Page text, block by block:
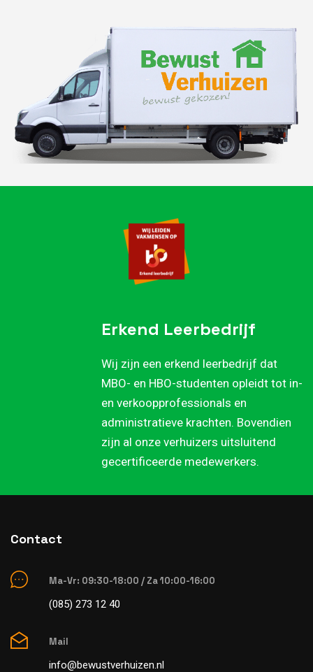
Erkend Leerbedrijf
Wij zijn een erkend leerbedrijf dat
MBO- en HBO-studenten opleidt tot in-
en verkoopprofessionals en
administratieve krachten. Bovendien
zijn al onze verhuizers uitsluitend
gecertificeerde medewerkers.
Contact
Ma-Vr: 09:30-18:00 / Za 10:00-16:00
(085) 273 12 40
Mail
info@bewustverhuizen.nl